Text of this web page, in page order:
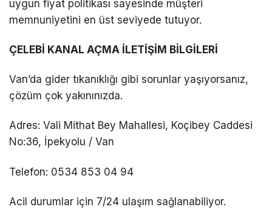
uygun fiyat politikası sayesinde müşteri
memnuniyetini en üst seviyede tutuyor.
ÇELEBİ KANAL AÇMA İLETİŞİM BİLGİLERİ
Van’da gider tıkanıklığı gibi sorunlar yaşıyorsanız,
çözüm çok yakınınızda.
Adres: Vali Mithat Bey Mahallesi, Koçibey Caddesi
No:36, İpekyolu / Van
Telefon: 0534 853 04 94
Acil durumlar için 7/24 ulaşım sağlanabiliyor.